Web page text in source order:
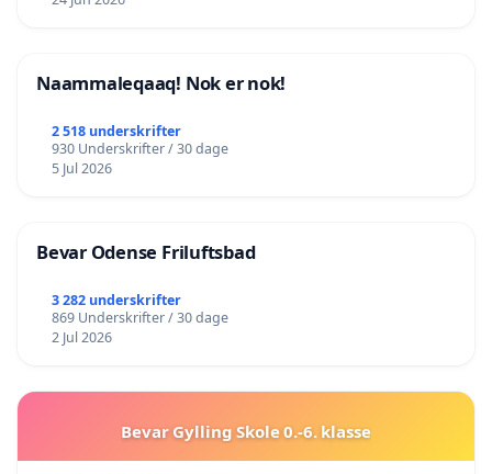
Naammaleqaaq! Nok er nok!
2 518 underskrifter
930 Underskrifter / 30 dage
5 Jul 2026
Bevar Odense Friluftsbad
3 282 underskrifter
869 Underskrifter / 30 dage
2 Jul 2026
Bevar Gylling Skole 0.-6. klasse